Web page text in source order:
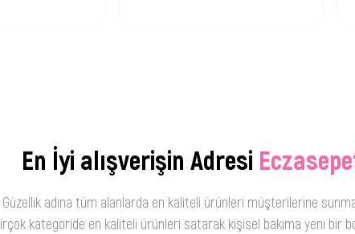
En İyi alışverişin Adresi
Güzellik adına tüm alanlarda en kaliteli ürünleri müşterilerine
kategoride en kaliteli ürünleri satarak kişisel bakıma yeni bir